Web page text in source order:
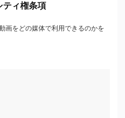
ティ権条項
画をどの媒体で利用できるのかを